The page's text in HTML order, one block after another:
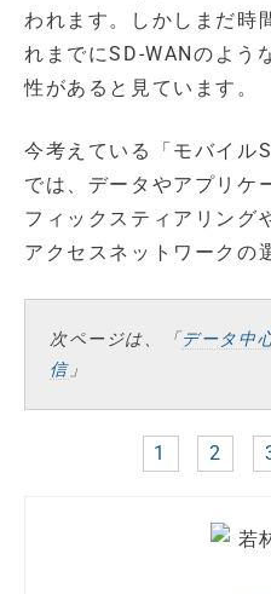
われます。しかしまだ時
れまでにSD-WANのよう
性があると見ています。
今考えている「モバイル
では、データやアプリケ
フィックスティアリング
アクセスネットワークの
次ページは、「 データ中
信」
1 2